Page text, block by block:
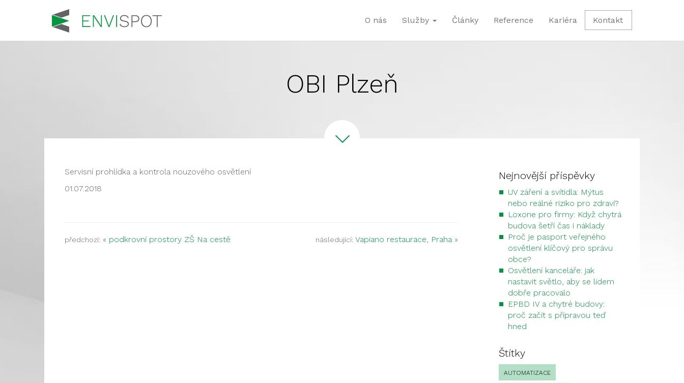
O nás Služby Články Reference Kariéra Kontakt
OBI Plzeň
Servisní prohlídka a kontrola nouzového osvětlení
01.07.2018
předchozí: « podkrovní prostory ZŠ Na cestě následující: Vapiano restaurace, Praha»
Nejnovější příspěvky
UV záření a svítidla: Mýtus
nebo reálné riziko pro zdraví?
Loxone pro firmy: Když chytrá
budova šetří čas i náklady
Proč je pasport veřejného
osvětlení klíčový pro správu
obce?
Osvětlení kanceláře: jak
nastavit světlo, aby se lidem
dobře pracovalo
EPBD IV a chytré budovy:
proč začít s přípravou teď
hned
Štítky
AUTOMATIZACE